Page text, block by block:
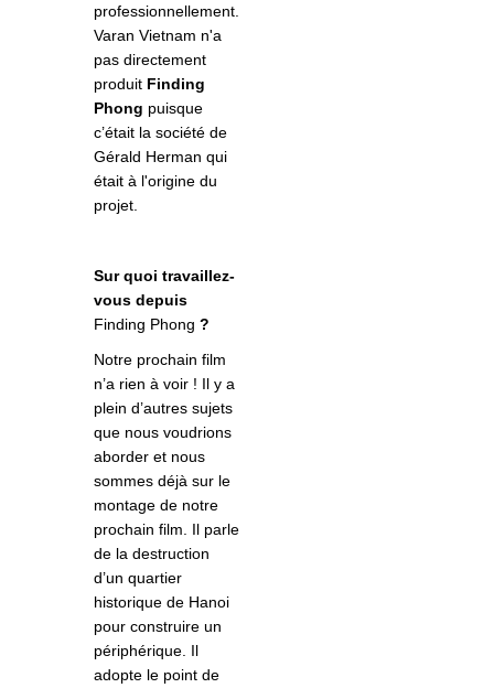
professionnellement.
Varan Vietnam n'a
pas directement
produit Finding
Phong puisque
c’était la société de
Gérald Herman qui
était à l'origine du
projet.
Sur quoi travaillez-
vous depuis
Finding Phong ?
Notre prochain film
n’a rien à voir ! Il y a
plein d’autres sujets
que nous voudrions
aborder et nous
sommes déjà sur le
montage de notre
prochain film. Il parle
de la destruction
d’un quartier
historique de Hanoi
pour construire un
périphérique. Il
adopte le point de